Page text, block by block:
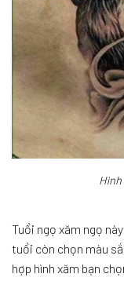
Tuổi ngọ xăm ngọ
tuổi còn chọn màu
hợp hình xăm bạn